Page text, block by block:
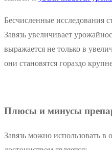
Бесчисленные исследования
Завязь увеличивает
выражается не только в
они становятся гораздо
Плюсы и минусы
Завязь можно использовать